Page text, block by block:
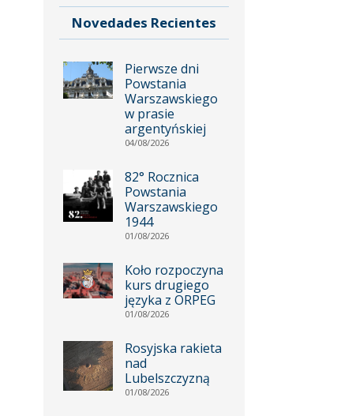
Novedades Recientes
Pierwsze dni
Powstania
Warszawskiego
w prasie
argentyńskiej
04/08/2026
82° Rocznica
Powstania
Warszawskiego
1944
01/08/2026
Koło rozpoczyna
kurs drugiego
języka z ORPEG
01/08/2026
Rosyjska rakieta
nad
Lubelszczyzną
01/08/2026